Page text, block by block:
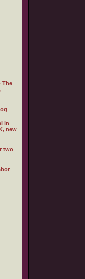
The
in
new
two